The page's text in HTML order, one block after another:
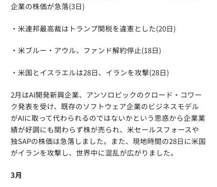
企業の株価が急落(3日)
・米連邦最高裁はトランプ関税を違憲とした(20日)
・米ブルー・アウル、ファンド解約停止(18日)
・米国とイスラエルは28日、イランを攻撃(28日)
2月はAI開発新興企業、アンソロピックのクロード・コワー
ク発表を受け、既存のソフトウェア企業のビジネスモデル
がAIに取って代わられるのではないかという思惑から企業業
績が好調にも関わらず株が売られ、米セールスフォースや
独SAPの株価は急落しました。また、現地時間の28日に米国
がイランを攻撃し、世界中に混乱が広がりました。
3月